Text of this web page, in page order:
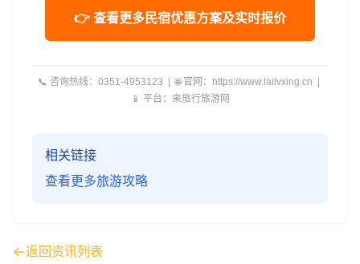
👉 查看更多民宿优惠方案及实时报价
📞 咨询热线：0351-4953123 | 🌐 官网：https://www.lailvxing.cn |
📱 平台：来旅行旅游网
相关链接
查看更多旅游攻略
返回资讯列表